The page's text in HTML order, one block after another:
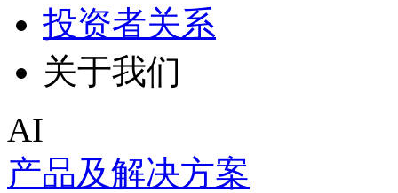
投资者关系
关于我们
AI
产品及解决方案